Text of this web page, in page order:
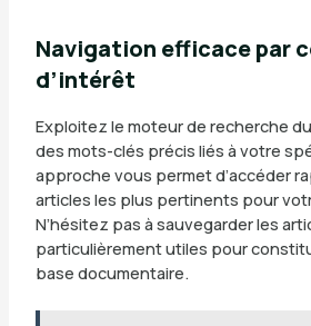
Navigation efficace par
d’intérêt
Exploitez le moteur de recherche
des mots-clés précis liés à votre
approche vous permet d’accéder
articles les plus pertinents pour
N’hésitez pas à sauvegarder les
particulièrement utiles pour
base documentaire.